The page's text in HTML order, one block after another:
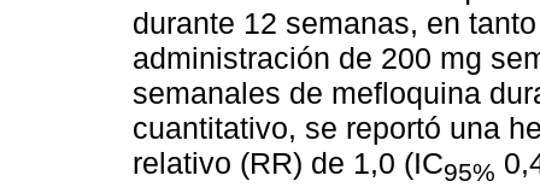
durante 12 semanas, en
administración de 200 mg
semanales de mefloquina
cuantitativo, se reportó una
relativo (RR) de 1,0 (IC95%